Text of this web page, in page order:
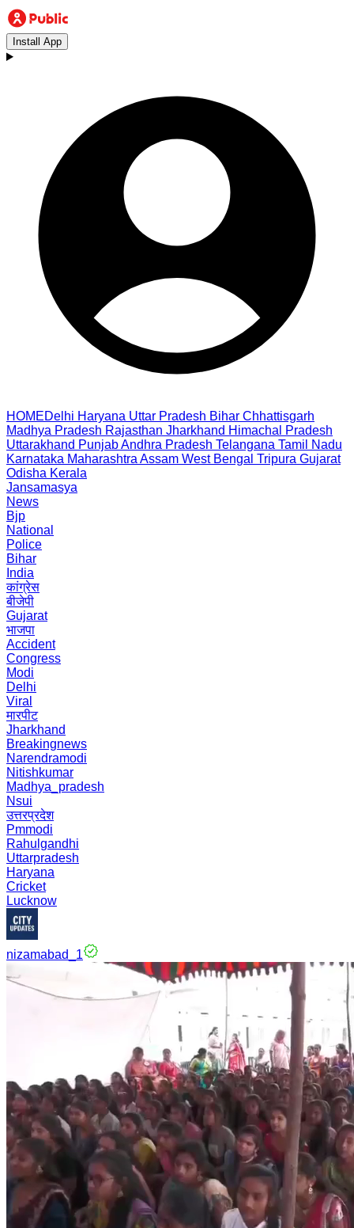
Install App
HOMEDelhi Haryana Uttar Pradesh Bihar Chhattisgarh
Madhya Pradesh Rajasthan Jharkhand Himachal Pradesh
Uttarakhand PunjabAndhra Pradesh Telangana Tamil Nadu
Karnataka Maharashtra Assam West Bengal Tripura Gujarat
Odisha Kerala
Jansamasya
News
Bjp
National
Police
Bihar
India
कांग्रेस
बीजेपी
Gujarat
भाजपा
Accident
Congress
Modi
Delhi
Viral
मारपीट
Jharkhand
Breakingnews
Narendramodi
Nitishkumar
Madhya_pradesh
Nsui
उत्तरप्रदेश
Pmmodi
Rahulgandhi
Uttarpradesh
Haryana
Cricket
Lucknow
nizamabad_1